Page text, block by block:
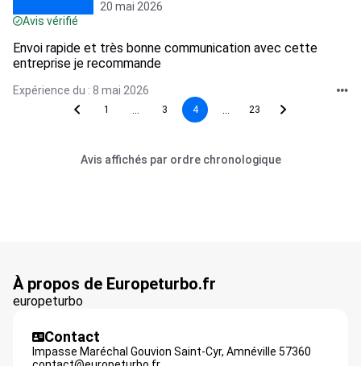
20 mai 2026
Avis vérifié
Envoi rapide et très bonne communication avec cette
entreprise je recommande
Expérience du : 8 mai 2026
1 3 4 23
Avis affichés par ordre chronologique
À propos de Europeturbo.fr
europeturbo
Contact
Impasse Maréchal Gouvion Saint-Cyr, Amnéville 57360